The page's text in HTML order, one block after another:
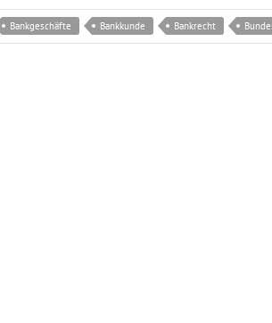
Bankgeschäfte Bankkunde Bankrecht